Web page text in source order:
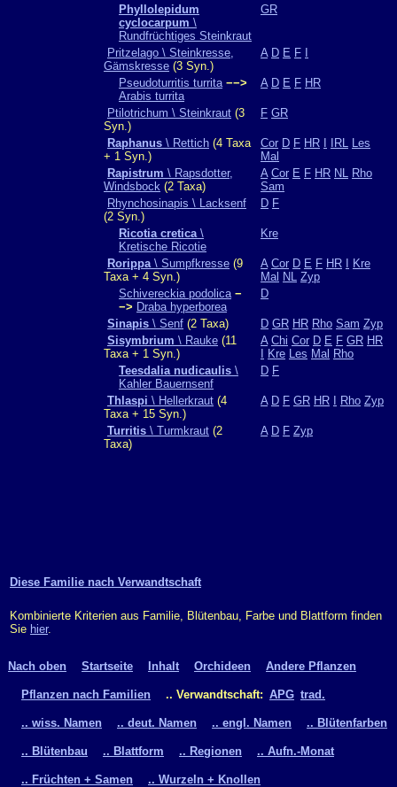
Phyllolepidum
cyclocarpum \
Rundfrüchtiges Steinkraut
GR
Pritzelago \ Steinkresse,
Gämskresse (3 Syn.)
A D E F
Pseudoturritis turrita −−>
Arabis turrita
A D E F HR
Ptilotrichum \ Steinkraut (3
Syn.)
F GR
Raphanus \ Rettich (4 Taxa
+ 1 Syn.)
Cor D F HR IRL Les
Mal
Rapistrum \ Rapsdotter,
Windsbock (2 Taxa)
A Cor E F HR NL Rho
Sam
Rhynchosinapis \ Lacksenf
(2 Syn.)
D F
Ricotia cretica\
Kretische Ricotie
Kre
Rorippa\ Sumpfkresse (9
Taxa + 4 Syn.)
A Cor D E F HR
Kre
Mal NL Zyp
Schivereckia podolica −
−> Draba hyperborea
D
Sinapis \ Senf (2 Taxa) D GR HR Rho Sam Zyp
Sisymbrium \ Rauke (11
Taxa + 1 Syn.)
A Chi Cor D E F GR HR
Kre Les Mal Rho
Teesdalia nudicaulis \
Kahler Bauernsenf
D F
Thlaspi \ Hellerkraut (4
Taxa + 15 Syn.)
A D F GR HR Rho Zyp
Turritis \ Turmkraut (2
Taxa)
A D F Zyp
Diese Familie nach Verwandtschaft
Kombinierte Kriterien aus Familie, Blütenbau, Farbe und Blattform finden
Sie hier.
Nach oben Startseite Inhalt Orchideen Andere Pflanzen
Pflanzen nach Familien .. Verwandtschaft: APG trad.
.. wiss. Namen .. deut. Namen .. engl. Namen .. Blütenfarben
.. Blütenbau .. Blattform .. Regionen .. Aufn.-Monat
.. Früchten + Samen .. Wurzeln + Knollen